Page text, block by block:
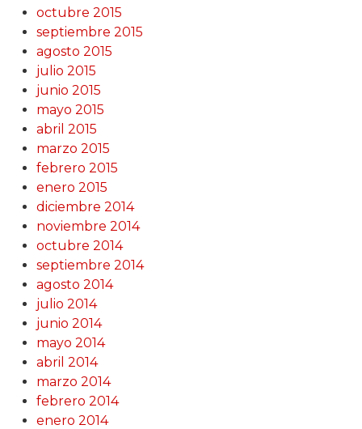
octubre 2015
septiembre 2015
agosto 2015
julio 2015
junio 2015
mayo 2015
abril 2015
marzo 2015
febrero 2015
enero 2015
diciembre 2014
noviembre 2014
octubre 2014
septiembre 2014
agosto 2014
julio 2014
junio 2014
mayo 2014
abril 2014
marzo 2014
febrero 2014
enero 2014